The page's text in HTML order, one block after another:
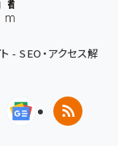
- SEO・アクセス解
Googleニュ
RSS